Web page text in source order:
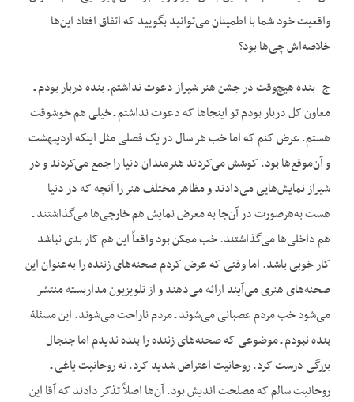
واقعیت خود شما با اطمینان می‌توانید بگویید که اتفاق افتاد این‌ها
خلاصه‌اش چی‌ها بود؟
ج- بنده هیچ‌وقت در جشن هنر شیراز دعوت نداشتم. بنده دربار بودم ـ
معاون کل دربار بودم تو اینجاها که دعوت نداشتم ـ خیلی هم خوش‏وقت
هستم. عرض کنم که اما خب هر سال در یک فصلی مثل این‏که اردیبهشت
و آن‌موقع‌ها بود. کوشش می‌کردند هنرمندان دنیا را جمع می‌کردند و در
شیراز نمایش‌هایی می‌دادند و مظاهر مختلف هنر را آنچه که در دنیا
هست به‌هرصورت در آن‌جا به معرض نمایش هم خارجی‌ها می‌گذاشتند ـ
هم داخلی‌ها می‌گذاشتند. خب ممکن بود واقعاً این هم کار بدی نباشد
کار خوبی باشد. اما وقتی که عرض کردم صحنه‌های زننده را به‌عنوان این
صحنه‌های هنری می‌آیند ارائه می‌دهند و از تلویزیون مداربسته منتشر
می‌شود خب مردم عصبانی می‌شوند ـ مردم ناراحت می‌شوند. این مسئلۀ
بنده نبودم ـ موضوعی که صحنه‌های زننده را بنده ندیدم اما جنجال
بزرگی درست کرد. روحانیت اعتراض شدید کرد. نه روحانیت یاغی ـ
روحانیت سالم که مصلحت اندیش بود. آن‌ها اصلاً تذکر دادند که آقا این